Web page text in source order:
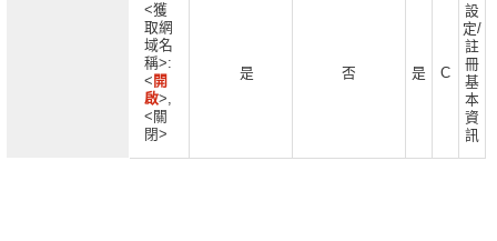
<獲
取網
域名
稱>:
< 開
啟>,
<關
閉>
是 否 是 C
設
定/
註
冊
基
本
資
訊